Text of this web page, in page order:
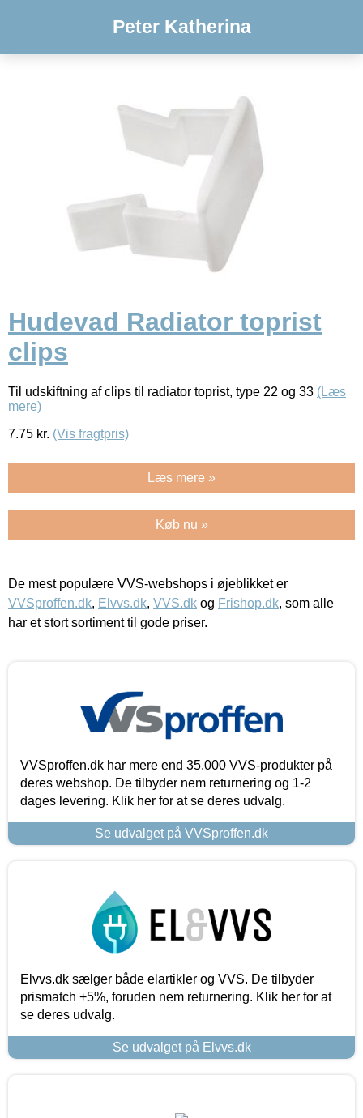
Peter Katherina
Hudevad Radiator toprist
clips
Til udskiftning af clips til radiator toprist, type 22 og 33 (Læs
mere)
7.75 kr. (Vis fragtpris)
Læs mere »
Køb nu »
De mest populære VVS-webshops i øjeblikket er
VVSproffen.dk, Elvvs.dk, VVS.dk og Frishop.dk, som alle
har et stort sortiment til gode priser.
VVSproffen.dk har mere end 35.000 VVS-produkter på
deres webshop. De tilbyder nem returnering og 1-2
dages levering. Klik her for at se deres udvalg.
Se udvalget på VVSproffen.dk
Elvvs.dk sælger både elartikler og VVS. De tilbyder
prismatch +5%, foruden nem returnering. Klik her for at
se deres udvalg.
Se udvalget på Elvvs.dk